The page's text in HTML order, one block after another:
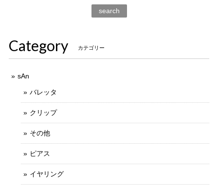
search
Category カテゴリー
sAn
バレッタ
クリップ
その他
ピアス
イヤリング